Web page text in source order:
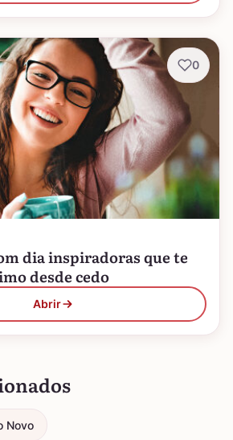
dia inspiradoras que te
desde cedo
Abrir
0
Novo